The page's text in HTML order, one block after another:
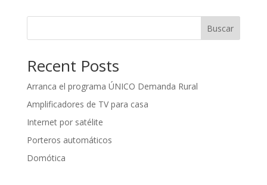
Buscar
Recent Posts
Arranca el programa ÚNICO Demanda Rural
Amplificadores de TV para casa
Internet por satélite
Porteros automáticos
Domótica